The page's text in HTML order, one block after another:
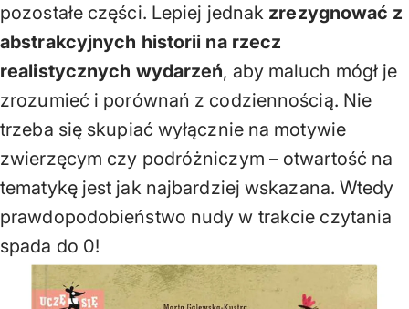
pozostałe części. Lepiej jednak zrezygnować z
abstrakcyjnych historii na rzecz
realistycznych wydarzeń, aby maluch mógł je
zrozumieć i porównań z codziennością. Nie
trzeba się skupiać wyłącznie na motywie
zwierzęcym czy podróżniczym – otwartość na
tematykę jest jak najbardziej wskazana. Wtedy
prawdopodobieństwo nudy w trakcie czytania
spada do 0!